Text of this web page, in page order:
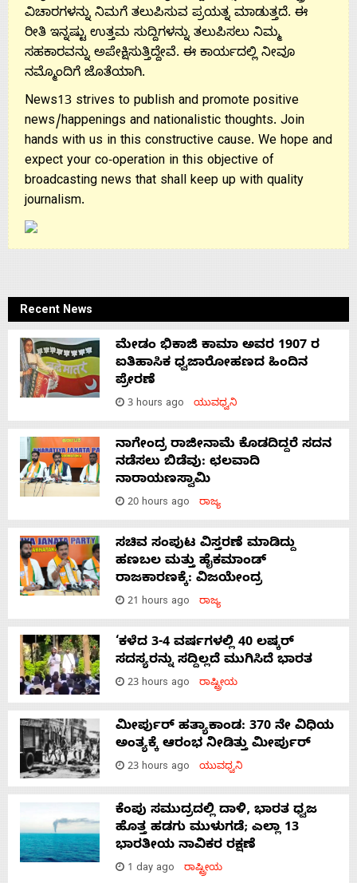
ವಿಚಾರಗಳನ್ನು ನಿಮಗೆ ತಲುಪಿಸುವ ಪ್ರಯತ್ನ ಮಾಡುತ್ತದೆ. ಈ
ರೀತಿ ಇನ್ನಷ್ಟು ಉತ್ತಮ ಸುದ್ದಿಗಳನ್ನು ತಲುಪಿಸಲು ನಿಮ್ಮ
ಸಹಕಾರವನ್ನು ಅಪೇಕ್ಷಿಸುತ್ತಿದ್ದೇವೆ. ಈ ಕಾರ್ಯದಲ್ಲಿ ನೀವೂ
ನಮ್ಮೊಂದಿಗೆ ಜೊತೆಯಾಗಿ.
News13 strives to publish and promote positive
news/happenings and nationalistic thoughts. Join
hands with us in this constructive cause. We hope and
expect your co-operation in this objective of
broadcasting news that shall keep up with quality
journalism.
Recent News
ಮೇಡಂ ಭಿಕಾಜಿ ಕಾಮಾ ಅವರ 1907 ರ
ಐತಿಹಾಸಿಕ ಧ್ವಜಾರೋಹಣದ ಹಿಂದಿನ
ಪ್ರೇರಣೆ
3 hours ago ಯುವಧ್ವನಿ
ನಾಗೇಂದ್ರ ರಾಜೀನಾಮೆ ಕೊಡದಿದ್ದರೆ ಸದನ
ನಡೆಸಲು ಬಿಡೆವು: ಛಲವಾದಿ
ನಾರಾಯಣಸ್ವಾಮಿ
20 hours ago ರಾಜ್ಯ
ಸಚಿವ ಸಂಪುಟ ವಿಸ್ತರಣೆ ಮಾಡಿದ್ದು
ಹಣಬಲ ಮತ್ತು ಹೈಕಮಾಂಡ್
ರಾಜಕಾರಣಕ್ಕೆ: ವಿಜಯೇಂದ್ರ
21 hours ago ರಾಜ್ಯ
‘ಕಳೆದ 3-4 ವರ್ಷಗಳಲ್ಲಿ 40 ಲಷ್ಕರ್
ಸದಸ್ಯರನ್ನು ಸದ್ದಿಲ್ಲದೆ ಮುಗಿಸಿದೆ ಭಾರತ
23 hours ago ರಾಷ್ಟ್ರೀಯ
ಮೀರ್ಪುರ್ ಹತ್ಯಾಕಾಂಡ: 370 ನೇ ವಿಧಿಯ
ಅಂತ್ಯಕ್ಕೆ ಆರಂಭ ನೀಡಿತ್ತು ಮೀರ್ಪುರ್
23 hours ago ಯುವಧ್ವನಿ
ಕೆಂಪು ಸಮುದ್ರದಲ್ಲಿ ದಾಳಿ, ಭಾರತ ಧ್ವಜ
ಹೊತ್ತ ಹಡಗು ಮುಳುಗಡೆ; ಎಲ್ಲಾ 13
ಭಾರತೀಯ ನಾವಿಕರ ರಕ್ಷಣೆ
1 day ago ರಾಷ್ಟ್ರೀಯ